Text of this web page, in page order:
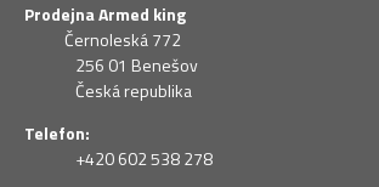
Prodejna Armed king
Černoleská 772
256 01 Benešov
Česká republika
Telefon:
+420 602 538 278